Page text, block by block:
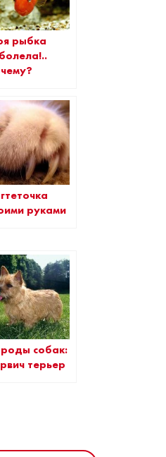
рыбка
руками
собак:
терьер